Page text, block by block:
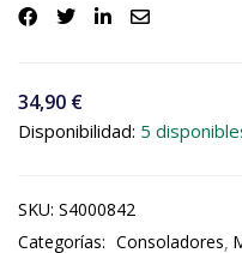
34,90 €
Disponibilidad: 5
SKU: S4000842
Categorías: Consoladores